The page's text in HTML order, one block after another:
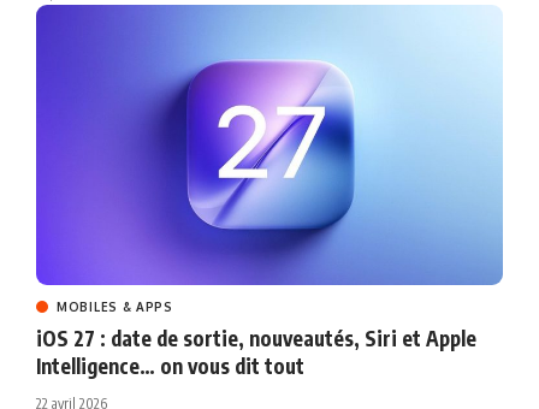
MOBILES & APPS
iOS 27 : date de sortie, nouveautés, Siri et Apple
Intelligence… on vous dit tout
22 avril 2026